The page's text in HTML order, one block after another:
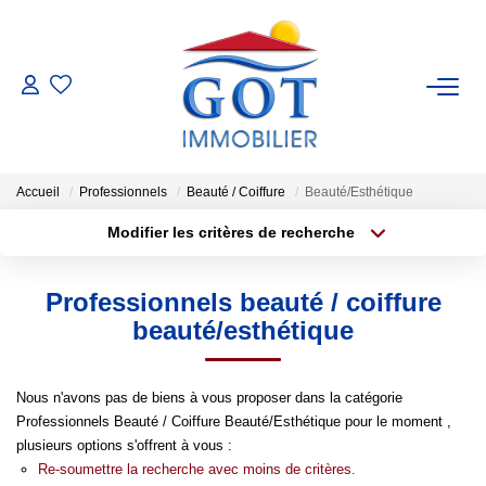
VENTES
GESTION
ESTIMATION
NOS AGENCES
Accueil Professionnels Beauté / Coiffure Beauté/Esthétique
Modifier les critères de recherche
Sélectionnez...
Type de bien
Surface min
Créer une alerte
Professionnels beauté / coiffure
beauté/esthétique
Nous n'avons pas de biens à vous proposer dans la catégorie
Professionnels Beauté / Coiffure Beauté/Esthétique pour le moment ,
plusieurs options s'offrent à vous :
Re-soumettre la recherche avec moins de critères.